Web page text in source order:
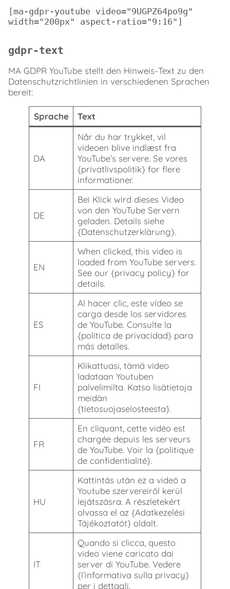
[ma-gdpr-youtube video="9UGPZ64po9g"
width="200px" aspect-ratio="9:16"]
gdpr-text
MA GDPR YouTube stellt den Hinweis-Text zu den
Datenschutzrichtlinien in verschiedenen Sprachen
bereit:
Sprache Text
DA
Når du har trykket, vil
videoen blive indlæst fra
YouTube’s servere. Se vores
{privatlivspolitik} for flere
informationer.
DE
Bei Klick wird dieses Video
von den YouTube Servern
geladen. Details siehe
{Datenschutzerklärung}.
EN
When clicked, this video is
loaded from YouTube servers.
See our {privacy policy} for
details.
ES
Al hacer clic, este vídeo se
carga desde los servidores
de YouTube. Consulte la
{política de privacidad} para
más detalles.
FI
Klikattuasi, tämä video
ladataan Youtuben
palvelimilta. Katso lisätietoja
meidän
{tietosuojaselosteesta}.
FR
En cliquant, cette vidéo est
chargée depuis les serveurs
de YouTube. Voir la {politique
de confidentialité}.
HU
Kattintás után ez a videó a
Youtube szervereiről kerül
lejátszásra. A részletekért
olvassa el az {Adatkezelési
Tájékoztatót} oldalt.
IT
Quando si clicca, questo
video viene caricato dai
server di YouTube. Vedere
{l’informativa sulla privacy}
per i dettagli.